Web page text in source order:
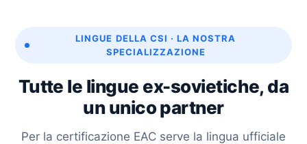
LINGUE DELLA CSI · LA NOSTRA
SPECIALIZZAZIONE
Tutte le lingue ex-sovietiche, da
un unico partner
Per la certificazione EAC serve la lingua ufficiale